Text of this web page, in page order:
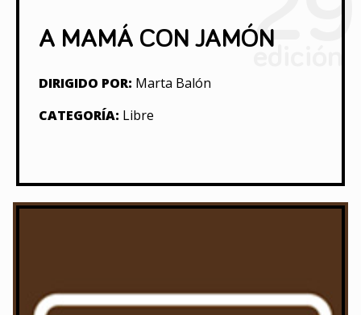
edición
A MAMÁ CON JAMÓN
DIRIGIDO POR: Marta Balón
CATEGORÍA: Libre